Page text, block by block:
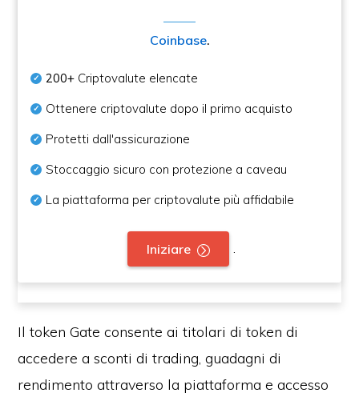
Coinbase.
200+ Criptovalute elencate
Ottenere criptovalute dopo il primo acquisto
Protetti dall'assicurazione
Stoccaggio sicuro con protezione a caveau
La piattaforma per criptovalute più affidabile
Iniziare
Il token Gate consente ai titolari di token di
accedere a sconti di trading, guadagni di
rendimento attraverso la piattaforma e accesso